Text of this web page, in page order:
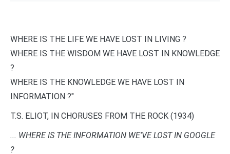
WHERE IS THE LIFE WE HAVE LOST IN LIVING ?
WHERE IS THE WISDOM WE HAVE LOST IN KNOWLEDGE
?
WHERE IS THE KNOWLEDGE WE HAVE LOST IN
INFORMATION ?"
T.S. ELIOT, IN CHORUSES FROM THE ROCK (1934)
... WHERE IS THE INFORMATION WE'VE LOST IN GOOGLE
?